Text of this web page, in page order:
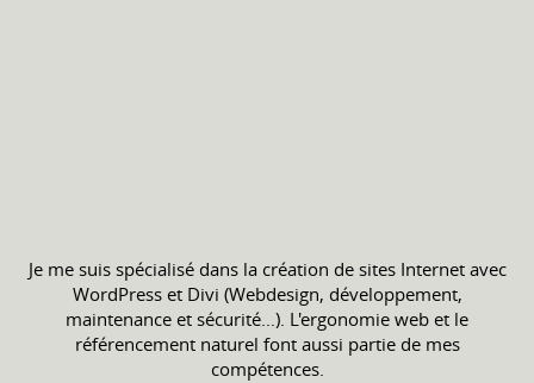
Je me suis spécialisé dans la création de sites Internet avec
WordPress et Divi (Webdesign, développement,
maintenance et sécurité...). L'ergonomie web et le
référencement naturel font aussi partie de mes
compétences.